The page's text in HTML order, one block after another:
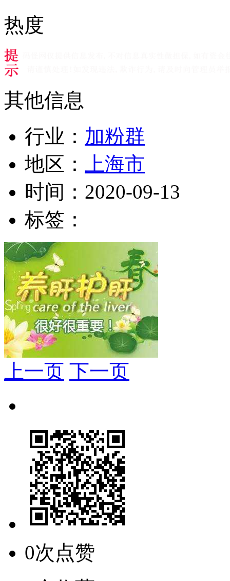
热度
其他信息
行业： 加粉群
地区：
上海市
时间： 2020-09-13
标签：
上一页 下一页
0次点赞